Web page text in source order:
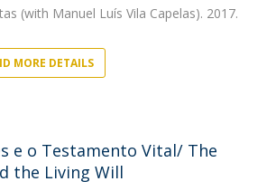
(with Manuel Luís Vila Capelas). 2017.
MORE DETAILS
e o Testamento Vital/ The
the Living Will